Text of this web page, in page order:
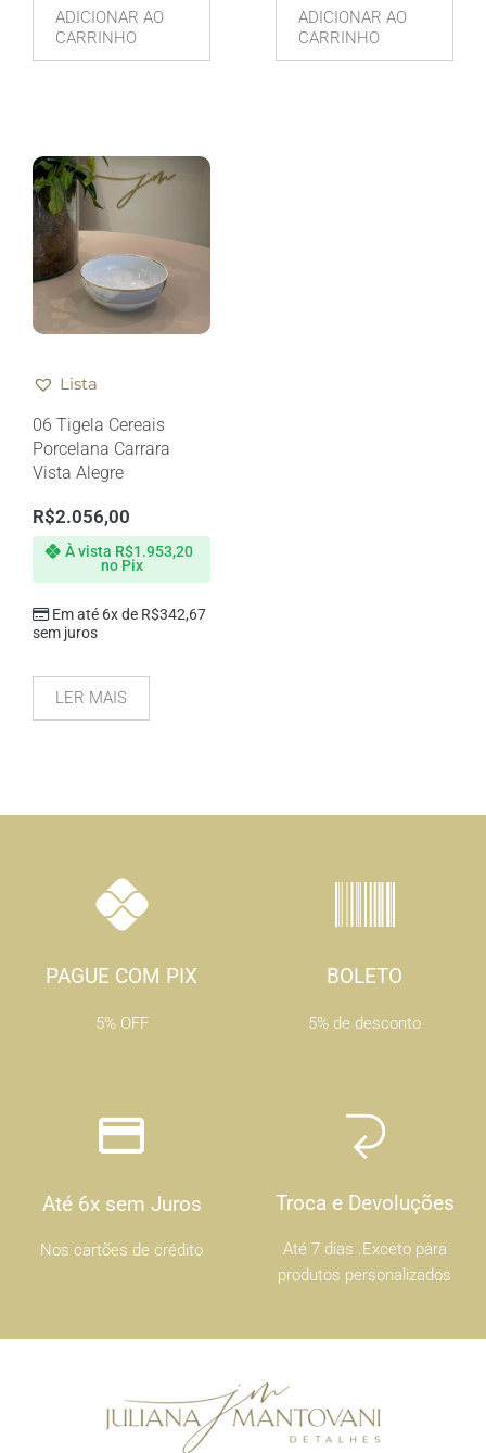
ADICIONAR AO
CARRINHO
ADICIONAR AO
CARRINHO
Lista
06 Tigela Cereais
Porcelana Carrara
Vista Alegre
R$2.056,00
Em até 6x de R$342,67
sem juros
À vista R$1.953,20
no Pix
LER MAIS
PAGUE COM PIX
5% OFF
BOLETO
5% de desconto
Até 6x sem Juros
Nos cartões de crédito
Troca e Devoluções
Até 7 dias .Exceto para
produtos personalizados